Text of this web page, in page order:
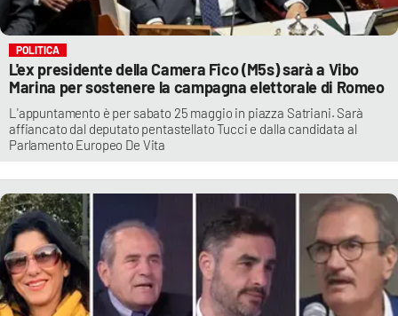
POLITICA
L'ex presidente della Camera Fico (M5s) sarà a Vibo
Marina per sostenere la campagna elettorale di Romeo
L'appuntamento è per sabato 25 maggio in piazza Satriani. Sarà
affiancato dal deputato pentastellato Tucci e dalla candidata al
Parlamento Europeo De Vita